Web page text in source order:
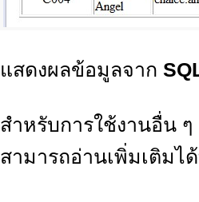
แสดงผลข้อมูลจาก
สำหรับการใช้งานอื่น
สามารถอ่านเพิ่มเติม